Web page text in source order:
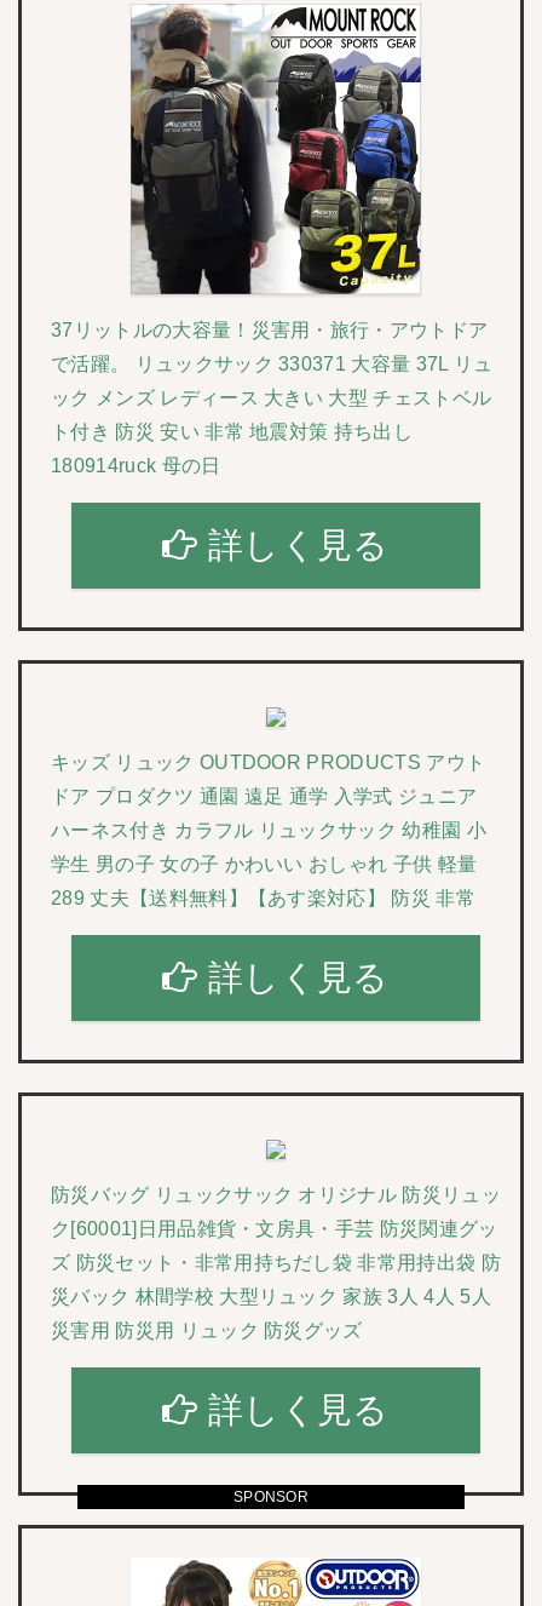
37リットルの大容量！災害用・旅行・アウトドア
で活躍。 リュックサック 330371 大容量 37L リュ
ック メンズ レディース 大きい 大型 チェストベル
ト付き 防災 安い 非常 地震対策 持ち出し
180914ruck 母の日
詳しく見る
キッズ リュック OUTDOOR PRODUCTS アウト
ドア プロダクツ 通園 遠足 通学 入学式 ジュニア
ハーネス付き カラフル リュックサック 幼稚園 小
学生 男の子 女の子 かわいい おしゃれ 子供 軽量
289 丈夫【送料無料】【あす楽対応】 防災 非常
詳しく見る
防災バッグ リュックサック オリジナル 防災リュッ
ク[60001]日用品雑貨・文房具・手芸 防災関連グッ
ズ 防災セット・非常用持ちだし袋 非常用持出袋 防
災バック 林間学校 大型リュック 家族 3人 4人 5人
災害用 防災用 リュック 防災グッズ
詳しく見る
SPONSOR